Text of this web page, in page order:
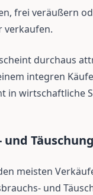
frei veräußern
verkaufen.
durchaus
integren
in wirtschaftliche
und
meisten
und